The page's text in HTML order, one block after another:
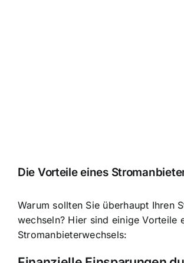
Die Vorteile eines
Warum sollten Sie überhaupt Ihren
wechseln? Hier sind einige Vorteile
Stromanbieterwechsels: